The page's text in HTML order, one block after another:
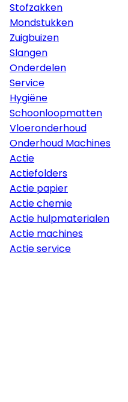
Stofzakken
Mondstukken
Zuigbuizen
Slangen
Onderdelen
Service
Hygiëne
Schoonloopmatten
Vloeronderhoud
Onderhoud Machines
Actie
Actiefolders
Actie papier
Actie chemie
Actie hulpmaterialen
Actie machines
Actie service